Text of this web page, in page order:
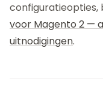
configuratieopties,
voor Magento 2 —
uitnodigingen.